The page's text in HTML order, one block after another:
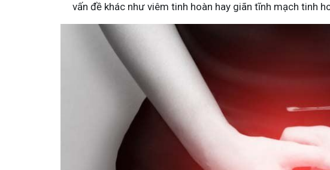
vấn đề khác như viêm tinh hoàn hay giãn tĩnh mạch tinh